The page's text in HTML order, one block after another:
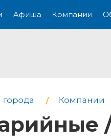
Афиша Компании
города Компании